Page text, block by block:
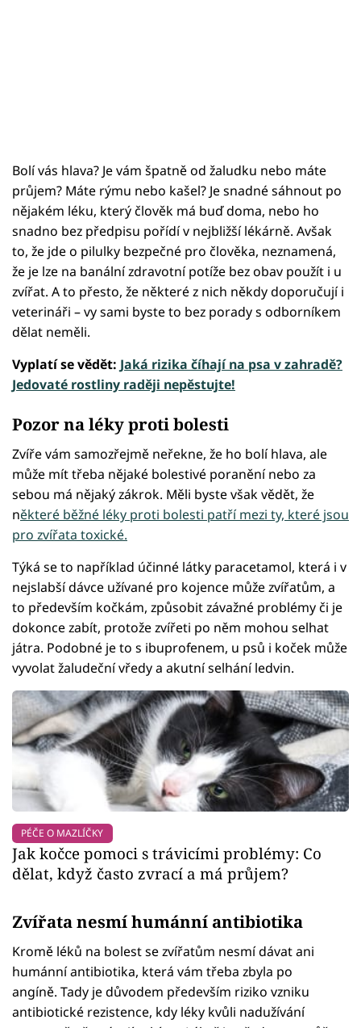
Bolí vás hlava? Je vám špatně od žaludku nebo máte
průjem? Máte rýmu nebo kašel? Je snadné sáhnout po
nějakém léku, který člověk má buď doma, nebo ho
snadno bez předpisu pořídí v nejbližší lékárně. Avšak
to, že jde o pilulky bezpečné pro člověka, neznamená,
že je lze na banální zdravotní potíže bez obav použít i u
zvířat. A to přesto, že některé z nich někdy doporučují i
veterináři – vy sami byste to bez porady s odborníkem
dělat neměli.
Vyplatí se vědět: Jaká rizika číhají na psa v zahradě?
Jedovaté rostliny raději nepěstujte!
Pozor na léky proti bolesti
Zvíře vám samozřejmě neřekne, že ho bolí hlava, ale
může mít třeba nějaké bolestivé poranění nebo za
sebou má nějaký zákrok. Měli byste však vědět, že
některé běžné léky proti bolesti patří mezi ty, které jsou
pro zvířata toxické.
Týká se to například účinné látky paracetamol, která i v
nejslabší dávce užívané pro kojence může zvířatům, a
to především kočkám, způsobit závažné problémy či je
dokonce zabít, protože zvířeti po něm mohou selhat
játra. Podobné je to s ibuprofenem, u psů i koček může
vyvolat žaludeční vředy a akutní selhání ledvin.
PÉČE O MAZLÍČKY
Jak kočce pomoci s trávicími problémy: Co
dělat, když často zvrací a má průjem?
Zvířata nesmí humánní antibiotika
Kromě léků na bolest se zvířatům nesmí dávat ani
humánní antibiotika, která vám třeba zbyla po
angíně. Tady je důvodem především riziko vzniku
antibiotické rezistence, kdy léky kvůli nadužívání